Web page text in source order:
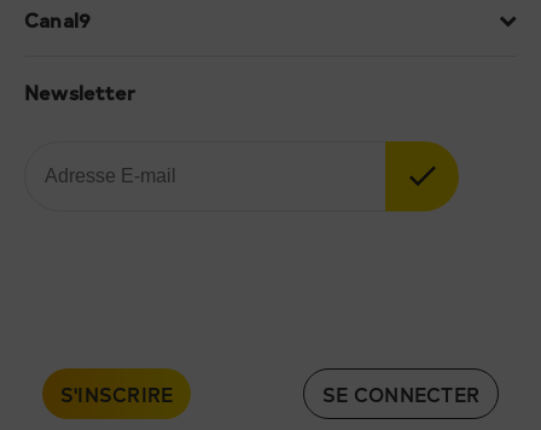
Canal9
Newsletter
S'INSCRIRE SE CONNECTER